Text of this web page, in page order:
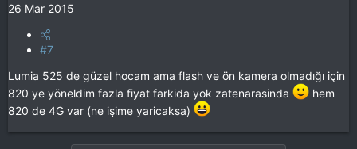
26 Mar 2015
#7
Lumia 525 de güzel hocam ama flash ve ön kamera olmadığı için
820 ye yöneldim fazla fiyat farkida yok zatenarasinda
hem
820 de 4G var (ne işime yaricaksa)